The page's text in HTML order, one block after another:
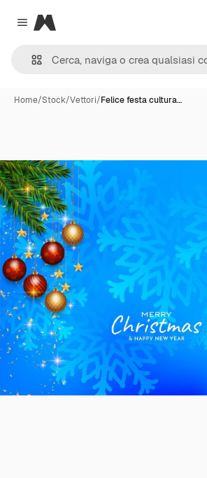
Close menu
Magnific
Home/Stock/Vettori/Felice festa cultura…